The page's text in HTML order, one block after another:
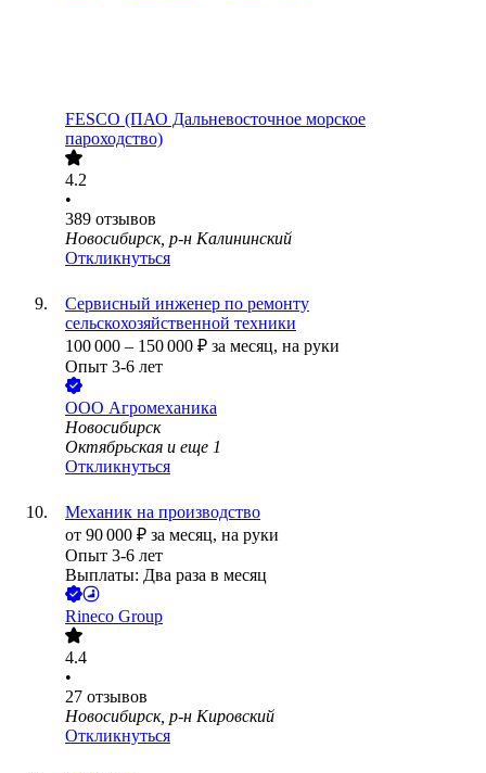
FESCO (ПАО Дальневосточное морское
пароходство)
4.2
•
389 отзывов
Новосибирск, р-н Калининский
Откликнуться
Сервисный инженер по ремонту
сельскохозяйственной техники
100 000 – 150 000 ₽ за месяц, на руки
Опыт 3-6 лет
ООО Агромеханика
Новосибирск
Октябрьская и еще 1
Откликнуться
Механик на производство
от 90 000 ₽ за месяц, на руки
Опыт 3-6 лет
Выплаты: Два раза в месяц
Rineco Group
4.4
•
27 отзывов
Новосибирск, р-н Кировский
Откликнуться